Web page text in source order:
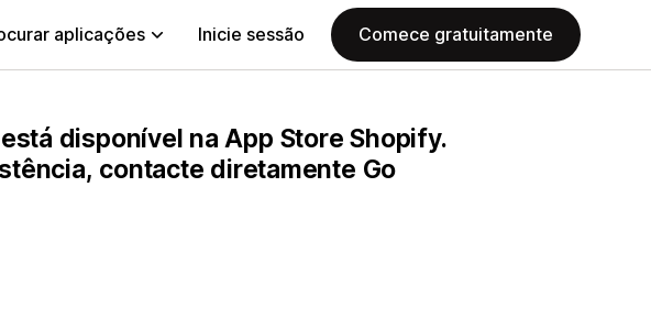
aplicações Inicie sessão Comece gratuitamente
disponível na App Store Shopify.
contacte diretamente Go